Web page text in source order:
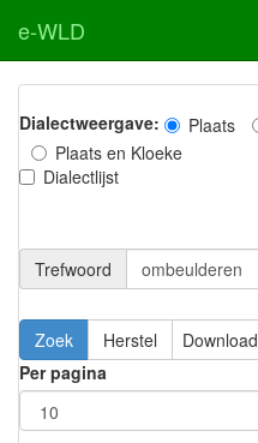
e-WLD
Dialectweergave: Plaats
Plaats en Kloeke
Dialectlijst
Trefwoord
Download
Per pagina